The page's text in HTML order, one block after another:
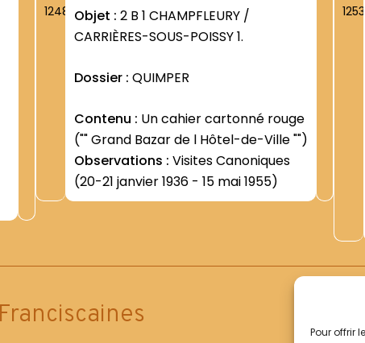
Pour offrir
1248 Objet : 2 B 1 CHAMPFLEURY /
CARRIÈRES-SOUS-POISSY 1.
Dossier : QUIMPER
Contenu :
("" Grand Bazar de l Hôtel-de-Ville "")
Observations : Visites Canoniques
(20-21 janvier 1936 - 15 mai 1955)
1253